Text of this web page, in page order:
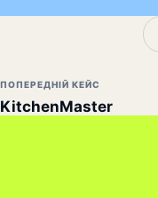
ПОПЕРЕДНІЙ КЕЙС
KitchenMaster